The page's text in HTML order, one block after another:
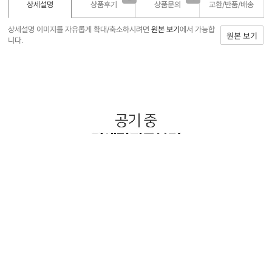
상세설명 상품후기 상품문의 교환/반품/배송
상세설명 이미지를 자유롭게 확대/축소하시려면원본 보기에서 가능합
니다.
원본 보기